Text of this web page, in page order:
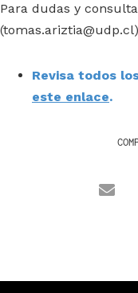
Para dudas y
(tomas.ariztia@udp.cl
Revisa todos
este enlace.